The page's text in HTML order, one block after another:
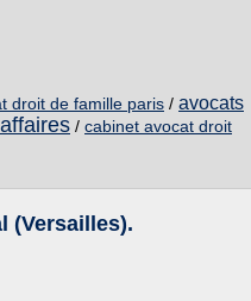
droit de famille paris / avocats
/ cabinet avocat droit
(Versailles).